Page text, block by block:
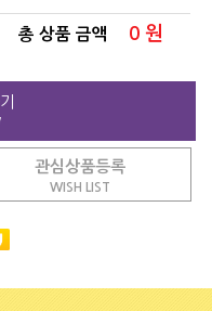
총 상품 금액 0 원
관심상품등록
WISH LIST